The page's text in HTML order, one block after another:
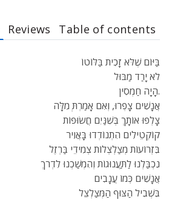
Reviews Table of contents
בַּיּוֹם שֶׁלֹּא זָכִית בַּלּוֹטוֹ
לֹא יָרַד מַבּוּל
הָיָה חַמְסִין.
אֲנָשִׁים צָפְרוּ, וְאִם אָמַרְתְּ מִלָּה
צָלְפוּ אוֹתָךְ בְּשִׁנַּיִם חֲשׂוּפוֹת
קוֹקְטֵילִים הִתְנוֹדְדוּ בָּאֲוִיר
בִּזְרוֹעוֹת מְצַלְצְלוֹת צְמִידֵי בַּרְזֶל
נִכְבַּלְנוּ לַתַּעֲנוּגוֹת וְהִמְשַׁכְנוּ לִדְרֹךְ
אֲנָשִׁים כְּמוֹ עֲנָבִים
בִּשְׁבִיל הַצּוּף הַמְּצַלְצֵל